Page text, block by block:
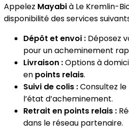
Appelez Mayabià Le Kremlin-
disponibilité des services
Dépôt et envoi : Déposez
pour un acheminement
Livraison :Options à
en points relais.
Suivi de colis :Consultez
l’état d’acheminement.
Retrait en points relais :
dans le réseau partenaire.